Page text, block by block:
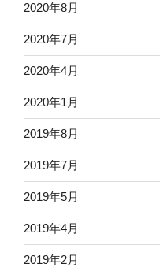
2020年8月
2020年7月
2020年4月
2020年1月
2019年8月
2019年7月
2019年5月
2019年4月
2019年2月